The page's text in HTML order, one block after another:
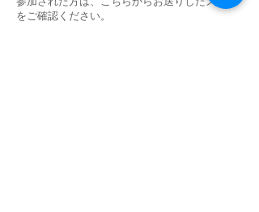
をご確認ください。